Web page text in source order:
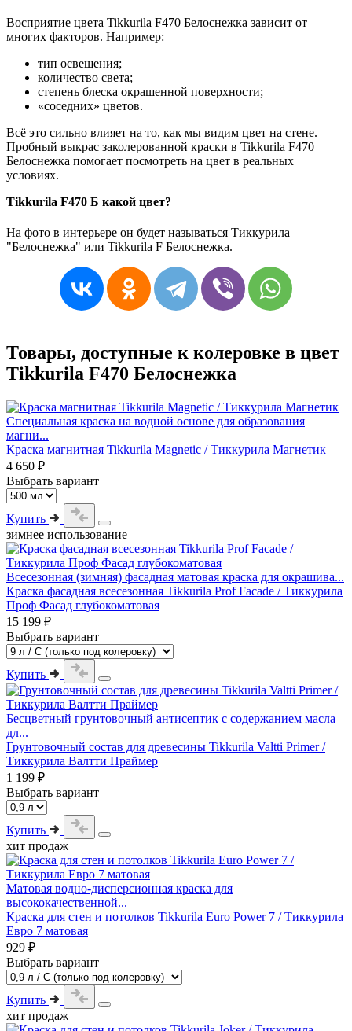
Восприятие цвета Tikkurila F470 Белоснежка зависит от
многих факторов. Например:
тип освещения;
количество света;
степень блеска окрашенной поверхности;
«соседних» цветов.
Всё это сильно влияет на то, как мы видим цвет на стене.
Пробный выкрас заколерованной краски в Tikkurila F470
Белоснежка помогает посмотреть на цвет в реальных
условиях.
Tikkurila F470 Б какой цвет?
На фото в интерьере он будет называться Тиккурила
"Белоснежка" или Tikkurila F Белоснежка.
Товары, доступные к колеровке в цвет
Tikkurila F470 Белоснежка
Специальная краска на водной основе для образования
магни...
Краска магнитная Tikkurila Magnetic / Тиккурила Магнетик
4 650 ₽
Выбрать вариант
Купить
зимнее использование
Всесезонная (зимняя) фасадная матовая краска для окрашива...
Краска фасадная всесезонная Tikkurila Prof Facade / Тиккурила
Проф Фасад глубокоматовая
15 199 ₽
Выбрать вариант
Купить
Бесцветный грунтовочный антисептик с содержанием масла
дл...
Грунтовочный состав для древесины Tikkurila Valtti Primer /
Тиккурила Валтти Праймер
1 199 ₽
Выбрать вариант
Купить
хит продаж
Матовая водно-дисперсионная краска для
высококачественной...
Краска для стен и потолков Tikkurila Euro Power 7 / Тиккурила
Евро 7 матовая
929 ₽
Выбрать вариант
Купить
хит продаж